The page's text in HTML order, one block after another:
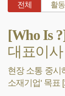
전체 활동
[Who Is
대표이
현장 소통 중시
소재기업' 목표